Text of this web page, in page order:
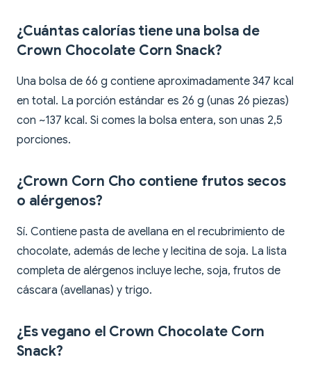
¿Cuántas calorías tiene una bolsa de
Crown Chocolate Corn Snack?
Una bolsa de 66 g contiene aproximadamente 347 kcal
en total. La porción estándar es 26 g (unas 26 piezas)
con ~137 kcal. Si comes la bolsa entera, son unas 2,5
porciones.
¿Crown Corn Cho contiene frutos secos
o alérgenos?
Sí. Contiene pasta de avellana en el recubrimiento de
chocolate, además de leche y lecitina de soja. La lista
completa de alérgenos incluye leche, soja, frutos de
cáscara (avellanas) y trigo.
¿Es vegano el Crown Chocolate Corn
Snack?